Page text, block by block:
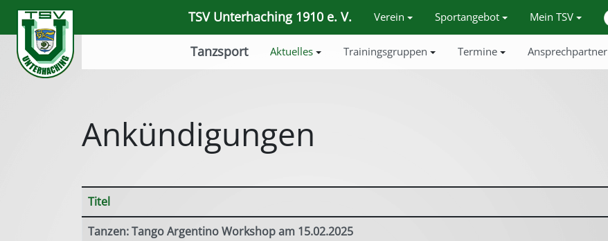
TSV Unterhaching 1910 e. V. Verein Sportangebot Mein TSV
Tanzsport Aktuelles Trainingsgruppen Termine Ansprechpartner
Ankündigungen
Beiträge
Titel
Tanzen: Tango Argentino Workshop am 15.02.2025